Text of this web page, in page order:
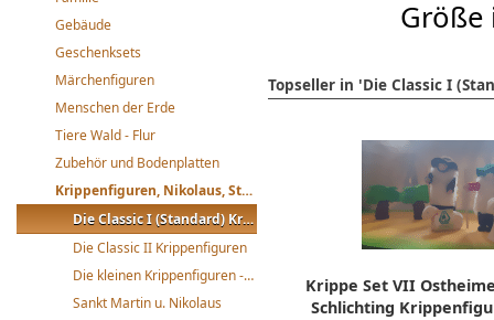
Gebäude
Geschenksets
Märchenfiguren
Menschen der Erde
Tiere Wald - Flur
Zubehör und Bodenplatten
Krippenfiguren, Nikolaus, St. Martin
Die Classic I (Standard) Krippenfiguren
Die Classic II Krippenfiguren
Die kleinen Krippenfiguren -mini-
Sankt Martin u. Nikolaus
Größe
Topseller in 'Die Classic I
Krippe Set VII
Schlichting